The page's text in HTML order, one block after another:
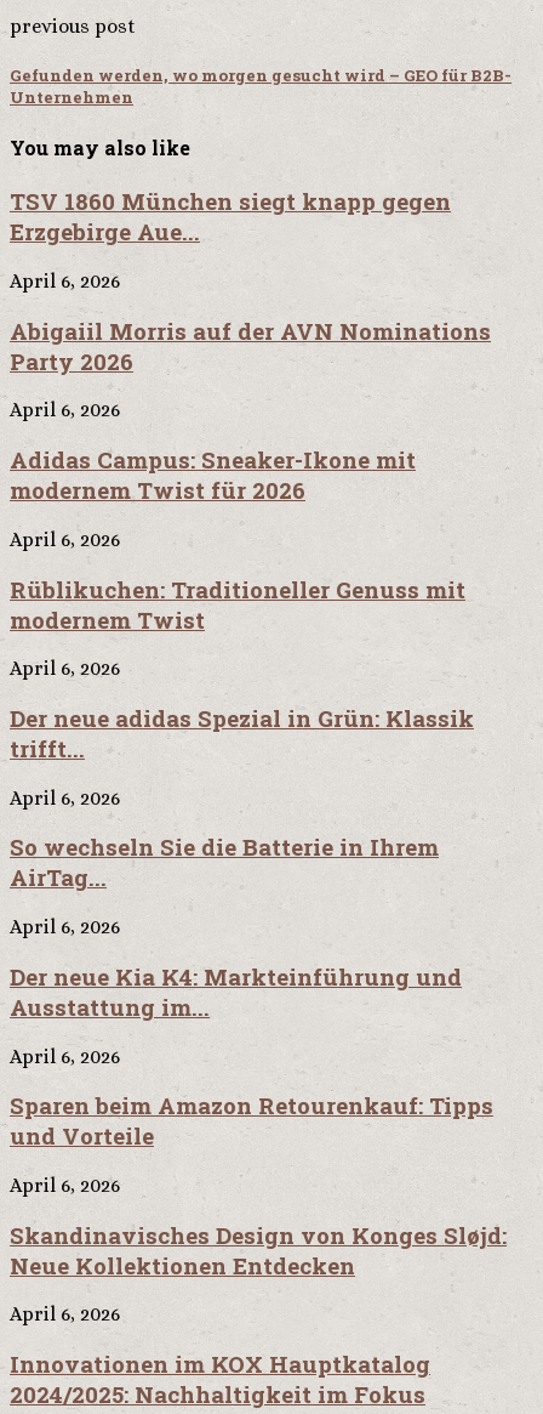
previous post
Gefunden werden, wo morgen gesucht wird – GEO für B2B-
Unternehmen
You may also like
TSV 1860 München siegt knapp gegen
Erzgebirge Aue...
April 6, 2026
Abigaiil Morris auf der AVN Nominations
Party 2026
April 6, 2026
Adidas Campus: Sneaker-Ikone mit
modernem Twist für 2026
April 6, 2026
Rüblikuchen: Traditioneller Genuss mit
modernem Twist
April 6, 2026
Der neue adidas Spezial in Grün: Klassik
trifft...
April 6, 2026
So wechseln Sie die Batterie in Ihrem
AirTag...
April 6, 2026
Der neue Kia K4: Markteinführung und
Ausstattung im...
April 6, 2026
Sparen beim Amazon Retourenkauf: Tipps
und Vorteile
April 6, 2026
Skandinavisches Design von Konges Sløjd:
Neue Kollektionen Entdecken
April 6, 2026
Innovationen im KOX Hauptkatalog
2024/2025: Nachhaltigkeit im Fokus